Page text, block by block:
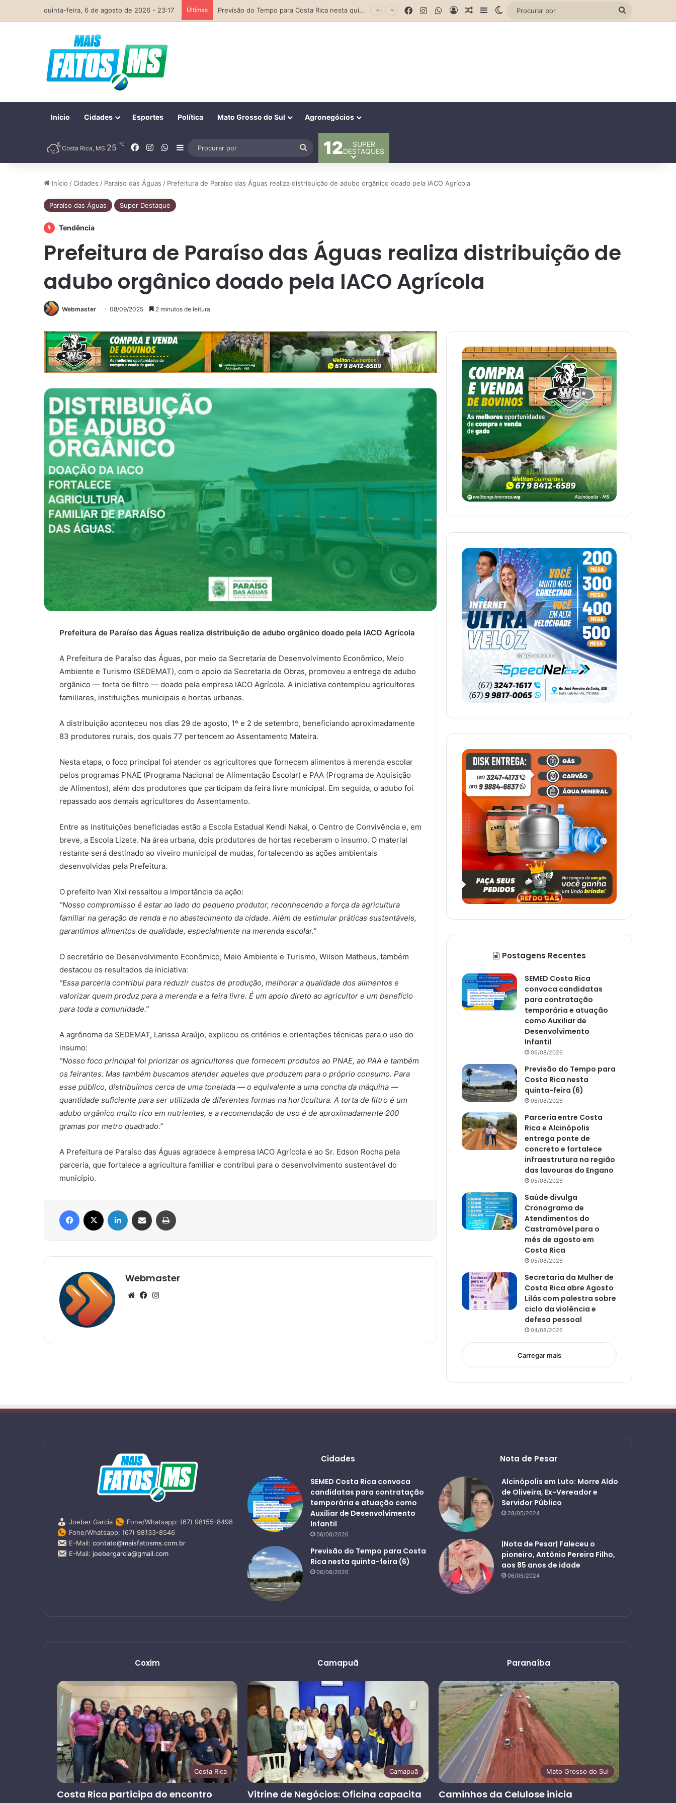
quinta-feira, 6 de agosto de 2026 - 23:17 Últimas Parceria entre Costa Rica e Alcinópolis entrega ponte de concreto e fortalece infraestrutura na região das lavouras do Engano Facebook
InstagramWhatsApp
EntrarArtigo aleatório
Barra Lateral
Switch skin
Início Cidades Esportes Política Mato Grosso do Sul Agronegócios
Costa Rica, MS 25 ℃ Facebook
InstagramWhatsApp
Barra Lateral
Procurar
por
12
SUPER
DESTAQUES
Início /Cidades / Paraíso das Águas / Prefeitura de Paraíso das Águas realiza distribuição de adubo orgânico doado pela IACO Agrícola
Paraíso das Águas Super Destaque
Tendência
Prefeitura de Paraíso das Águas realiza distribuição de
adubo orgânico doado pela IACO Agrícola
Webmaster 08/09/2025 2 minutos de leitura
Prefeitura de Paraíso das Águas realiza distribuição de adubo orgânico doado pela IACO Agrícola
A Prefeitura de Paraíso das Águas, por meio da Secretaria de Desenvolvimento Econômico, Meio
Ambiente e Turismo (SEDEMAT), com o apoio da Secretaria de Obras, promoveu a entrega de adubo
orgânico — torta de filtro — doado pela empresa IACO Agrícola. A iniciativa contemplou agricultores
familiares, instituições municipais e hortas urbanas.
A distribuição aconteceu nos dias 29 de agosto, 1º e 2 de setembro, beneficiando aproximadamente
83 produtores rurais, dos quais 77 pertencem ao Assentamento Mateira.
Nesta etapa, o foco principal foi atender os agricultores que fornecem alimentos à merenda escolar
pelos programas PNAE (Programa Nacional de Alimentação Escolar) e PAA (Programa de Aquisição
de Alimentos), além dos produtores que participam da feira livre municipal. Em seguida, o adubo foi
repassado aos demais agricultores do Assentamento.
Entre as instituições beneficiadas estão a Escola Estadual Kendi Nakai, o Centro de Convivência e, em
breve, a Escola Lizete. Na área urbana, dois produtores de hortas receberam o insumo. O material
restante será destinado ao viveiro municipal de mudas, fortalecendo as ações ambientais
desenvolvidas pela Prefeitura.
O prefeito Ivan Xixi ressaltou a importância da ação:
“Nosso compromisso é estar ao lado do pequeno produtor, reconhecendo a força da agricultura
familiar na geração de renda e no abastecimento da cidade. Além de estimular práticas sustentáveis,
garantimos alimentos de qualidade, especialmente na merenda escolar.”
O secretário de Desenvolvimento Econômico, Meio Ambiente e Turismo, Wilson Matheus, também
destacou os resultados da iniciativa:
“Essa parceria contribui para reduzir custos de produção, melhorar a qualidade dos alimentos e
valorizar quem produz para a merenda e a feira livre. É um apoio direto ao agricultor e um benefício
para toda a comunidade.”
A agrônoma da SEDEMAT, Larissa Araújo, explicou os critérios e orientações técnicas para o uso do
insumo:
“Nosso foco principal foi priorizar os agricultores que fornecem produtos ao PNAE, ao PAA e também
os feirantes. Mas também buscamos atender aqueles que produzem para o próprio consumo. Para
esse público, distribuímos cerca de uma tonelada — o equivalente a uma concha da máquina —
quantidade suficiente para ser utilizada de diferentes formas na horticultura. A torta de filtro é um
adubo orgânico muito rico em nutrientes, e a recomendação de uso é de aproximadamente 200
gramas por metro quadrado.”
A Prefeitura de Paraíso das Águas agradece à empresa IACO Agrícola e ao Sr. Edson Rocha pela
parceria, que fortalece a agricultura familiar e contribui para o desenvolvimento sustentável do
município.
Facebook Linkedin Compartilhar via e-mail
Webmaster
WebsiteFacebook
Postagens Recentes
SEMED Costa Rica
convoca candidatas
para contratação
temporária e atuação
como Auxiliar de
Desenvolvimento
Infantil
06/08/2026
Previsão do Tempo para
Costa Rica nesta
quinta-feira (6)
06/08/2026
Parceria entre Costa
Rica e Alcinópolis
entrega ponte de
concreto e fortalece
infraestrutura na região
das lavouras do Engano
05/08/2026
Saúde divulga
Cronograma de
Atendimentos do
Castramóvel para o
mês de agosto em
Costa Rica
05/08/2026
Secretaria da Mulher de
Costa Rica abre Agosto
Lilás com palestra sobre
ciclo da violência e
defesa pessoal
04/08/2026
Carregar mais
Joeber Garcia
Fone/Whatsapp: (67) 98155-8498
Fone/Whatsapp: (67) 98133-8546
E-Mail: contato@maisfatosms.com.br
E-Mail: joebergarcia@gmail.com
Cidades
SEMED Costa Rica convoca
candidatas para contratação
temporária e atuação como
Auxiliar de Desenvolvimento
Infantil
06/08/2026
Previsão do Tempo para Costa
Rica nesta quinta-feira (6)
06/08/2026
Nota de Pesar
Alcinópolis em Luto: Morre Aldo
de Oliveira, Ex-Vereador e
Servidor Público
28/05/2024
|Nota de Pesar| Faleceu o
pioneiro, Antônio Pereira Filho,
aos 85 anos de idade
06/05/2024
Coxim
Costa Rica
Costa Rica participa do encontro
Camapuã
Camapuã
Vitrine de Negócios: Oficina capacita
Paranaíba
Mato Grosso do Sul
Caminhos da Celulose inicia